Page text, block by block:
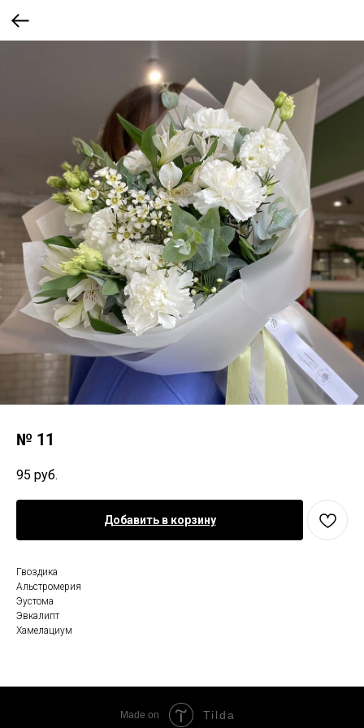
№ 11
95 руб.
Добавить в корзину
Гвоздика
Альстромерия
Эустома
Эвкалипт
Хамелациум
Made on Tilda